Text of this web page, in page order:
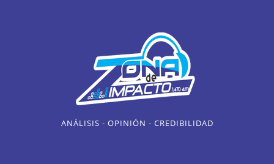
ANÁLISIS - OPINIÓN - CREDIBILIDAD